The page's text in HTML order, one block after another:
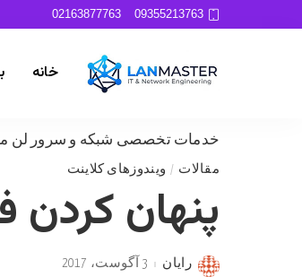
09355213763
02163877763
خانه
خدمات تخصصی شبکه و سرور لن
مقالات ویندوزهای کلاینت
پنهان کردن
Posted
رایان 3 آگوست، 2017